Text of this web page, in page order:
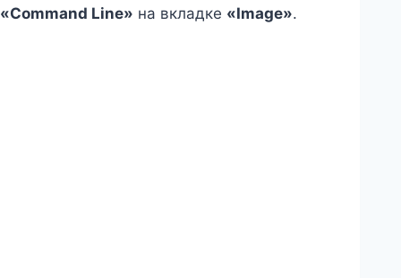
«Command Line» на вкладке «Image».